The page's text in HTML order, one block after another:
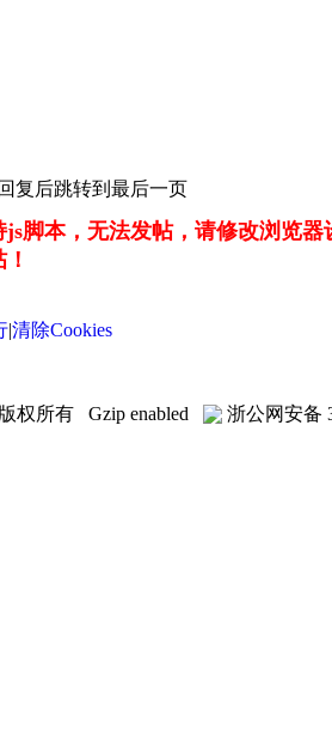
回复后跳转到最后一页
脚本，无法发帖，请修改浏览器
|清除Cookies
版权所有 Gzip enabled 浙公网安备